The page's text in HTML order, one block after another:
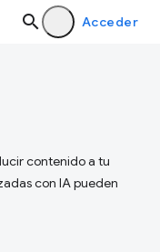
Acceder
contenido a tu
con IA pueden